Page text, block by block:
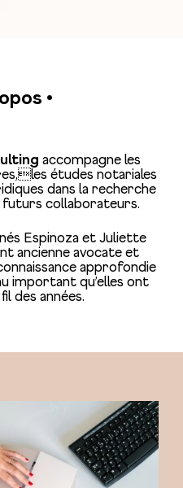
•
accompagne les
études notariales
dans la recherche
futurs collaborateurs.
Espinoza et Juliette
ancienne avocate et
approfondie
important qu’elles ont
des années.